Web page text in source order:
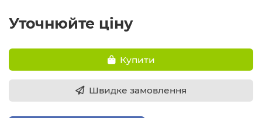
Уточнюйте ціну
Купити
Швидке замовлення